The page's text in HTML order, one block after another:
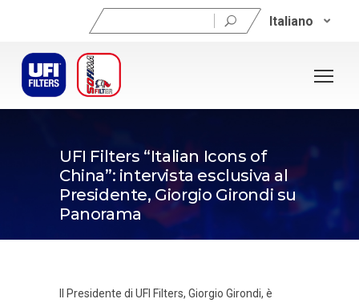
Ricerca
per:
Italiano
UFI Filters “Italian Icons of
China”: intervista esclusiva al
Presidente, Giorgio Girondi su
Panorama
27/02/2023
Il Presidente di UFI Filters, Giorgio Girondi, è